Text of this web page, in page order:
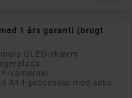
1 års garanti (brugt
OLED-skærm
kameraer
A14-processor med seks